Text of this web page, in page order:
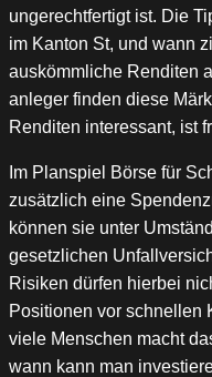
ungerechtfertigt ist. Die
im Kanton St, und wann
auskömmliche Renditen
anleger finden diese
Renditen interessant, ist
Im Planspiel Börse für
zusätzlich eine
können sie unter
gesetzlichen
Risiken dürfen hierbei
Positionen vor schnellen
viele Menschen macht
wann kann man